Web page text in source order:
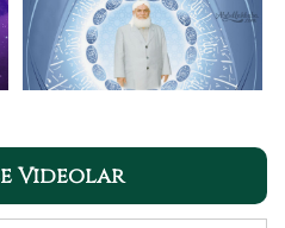
Videolar